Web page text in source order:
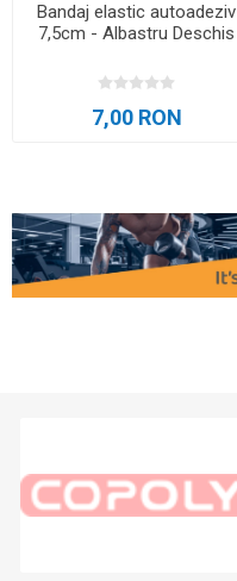
Bandaj elastic autoadeziv
7,5cm - Albastru Deschis
7,00 RON